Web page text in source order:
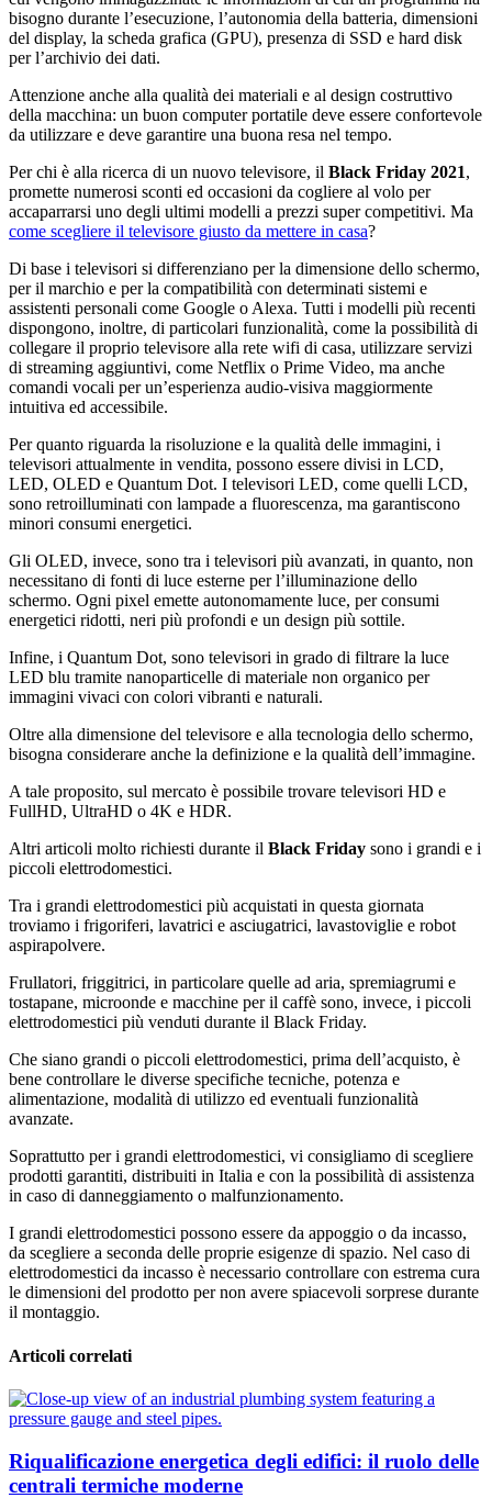
bisogno durante l’esecuzione, l’autonomia della batteria, dimensioni
del display, la scheda grafica (GPU), presenza di SSD e hard disk
per l’archivio dei dati.
Attenzione anche alla qualità dei materiali e al design costruttivo
della macchina: un buon computer portatile deve essere confortevole
da utilizzare e deve garantire una buona resa nel tempo.
Per chi è alla ricerca di un nuovo televisore, il Black Friday 2021,
promette numerosi sconti ed occasioni da cogliere al volo per
accaparrarsi uno degli ultimi modelli a prezzi super competitivi. Ma
come scegliere il televisore giusto da mettere in casa?
Di base i televisori si differenziano per la dimensione dello schermo,
per il marchio e per la compatibilità con determinati sistemi e
assistenti personali come Google o Alexa. Tutti i modelli più recenti
dispongono, inoltre, di particolari funzionalità, come la possibilità di
collegare il proprio televisore alla rete wifi di casa, utilizzare servizi
di streaming aggiuntivi, come Netflix o Prime Video, ma anche
comandi vocali per un’esperienza audio-visiva maggiormente
intuitiva ed accessibile.
Per quanto riguarda la risoluzione e la qualità delle immagini, i
televisori attualmente in vendita, possono essere divisi in LCD,
LED, OLED e Quantum Dot. I televisori LED, come quelli LCD,
sono retroilluminati con lampade a fluorescenza, ma garantiscono
minori consumi energetici.
Gli OLED, invece, sono tra i televisori più avanzati, in quanto, non
necessitano di fonti di luce esterne per l’illuminazione dello
schermo. Ogni pixel emette autonomamente luce, per consumi
energetici ridotti, neri più profondi e un design più sottile.
Infine, i Quantum Dot, sono televisori in grado di filtrare la luce
LED blu tramite nanoparticelle di materiale non organico per
immagini vivaci con colori vibranti e naturali.
Oltre alla dimensione del televisore e alla tecnologia dello schermo,
bisogna considerare anche la definizione e la qualità dell’immagine.
A tale proposito, sul mercato è possibile trovare televisori HD e
FullHD, UltraHD o 4K e HDR.
Altri articoli molto richiesti durante il Black Friday sono i grandi e i
piccoli elettrodomestici.
Tra i grandi elettrodomestici più acquistati in questa giornata
troviamo i frigoriferi, lavatrici e asciugatrici, lavastoviglie e robot
aspirapolvere.
Frullatori, friggitrici, in particolare quelle ad aria, spremiagrumi e
tostapane, microonde e macchine per il caffè sono, invece, i piccoli
elettrodomestici più venduti durante il Black Friday.
Che siano grandi o piccoli elettrodomestici, prima dell’acquisto, è
bene controllare le diverse specifiche tecniche, potenza e
alimentazione, modalità di utilizzo ed eventuali funzionalità
avanzate.
Soprattutto per i grandi elettrodomestici, vi consigliamo di scegliere
prodotti garantiti, distribuiti in Italia e con la possibilità di assistenza
in caso di danneggiamento o malfunzionamento.
I grandi elettrodomestici possono essere da appoggio o da incasso,
da scegliere a seconda delle proprie esigenze di spazio. Nel caso di
elettrodomestici da incasso è necessario controllare con estrema cura
le dimensioni del prodotto per non avere spiacevoli sorprese durante
il montaggio.
Articoli correlati
Riqualificazione energetica degli edifici: il ruolo delle
centrali termiche moderne